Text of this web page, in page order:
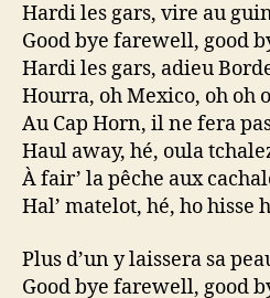
Hardi les gars, vire au
Good bye farewell, good
Hardi les gars, adieu
Hourra, oh Mexico, oh oh
Au Cap Horn, il ne fera
Haul away, hé, oula
À fair’ la pêche aux
Hal’ matelot, hé, ho hisse
Plus d’un y laissera sa
Good bye farewell, good